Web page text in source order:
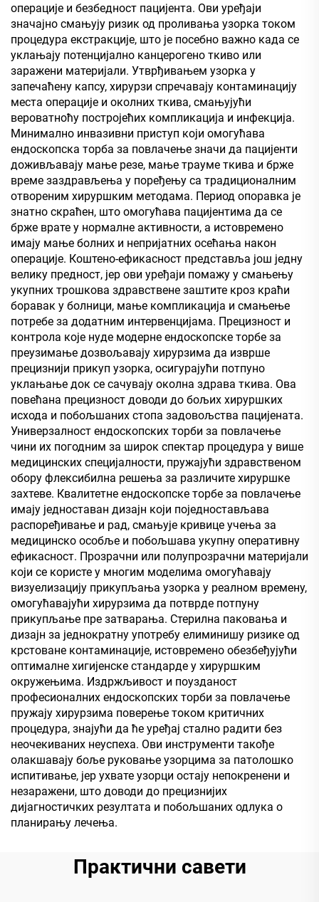
операције и безбедност пацијента. Ови уређаји
значајно смањују ризик од проливања узорка током
процедура екстракције, што је посебно важно када се
уклањају потенцијално канцерогено ткиво или
заражени материјали. Утврђивањем узорка у
запечаћену капсу, хирурзи спречавају контаминацију
места операције и околних ткива, смањујући
вероватноћу постројећих компликација и инфекција.
Минимално инвазивни приступ који омогућава
ендоскопска торба за повлачење значи да пацијенти
доживљавају мање резе, мање трауме ткива и брже
време заздрављења у поређењу са традиционалним
отвореним хируршким методама. Период опоравка је
знатно скраћен, што омогућава пацијентима да се
брже врате у нормалне активности, а истовремено
имају мање болних и непријатних осећања након
операције. Коштено-ефикасност представља још једну
велику предност, јер ови уређаји помажу у смањењу
укупних трошкова здравствене заштите кроз краћи
боравак у болници, мање компликација и смањење
потребе за додатним интервенцијама. Прецизност и
контрола које нуде модерне ендоскопске торбе за
преузимање дозвољавају хирурзима да изврше
прецизнији прикуп узорка, осигурајући потпуно
уклањање док се сачувају околна здрава ткива. Ова
повећана прецизност доводи до бољих хируршких
исхода и побољшаних стопа задовољства пацијената.
Универзалност ендоскопских торби за повлачење
чини их погодним за широк спектар процедура у више
медицинских специјалности, пружајући здравственом
обору флексибилна решења за различите хируршке
захтеве. Квалитетне ендоскопске торбе за повлачење
имају једноставан дизајн који поједностављава
распоређивање и рад, смањује кривице учења за
медицинско особље и побољшава укупну оперативну
ефикасност. Прозрачни или полупрозрачни материјали
који се користе у многим моделима омогућавају
визуелизацију прикупљања узорка у реалном времену,
омогућавајући хирурзима да потврде потпуну
прикупљање пре затварања. Стерилна паковања и
дизајн за једнократну употребу елиминишу ризике од
крстоване контаминације, истовремено обезбеђујући
оптималне хигијенске стандарде у хируршким
окружењима. Издржљивост и поузданост
професионалних ендоскопских торби за повлачење
пружају хирурзима поверење током критичних
процедура, знајући да ће уређај стално радити без
неочекиваних неуспеха. Ови инструменти такође
олакшавају боље руковање узорцима за патолошко
испитивање, јер ухвате узорци остају непокренени и
незаражени, што доводи до прецизнијих
дијагностичких резултата и побољшаних одлука о
планирању лечења.
Практични савети